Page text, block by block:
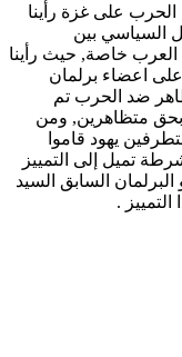
على غزة رأينا
السياسي بين
العرب خاصة, حيث رأينا
اعضاء برلمان
ضد الحرب تم
بحق متظاهرين, ومن
يهود قاموا
تميل إلى التمييز
السابق السيد
.